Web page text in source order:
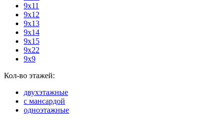
9х11
9х12
9х13
9х14
9х15
9х22
9х9
Кол-во этажей:
двухэтажные
с мансардой
одноэтажные